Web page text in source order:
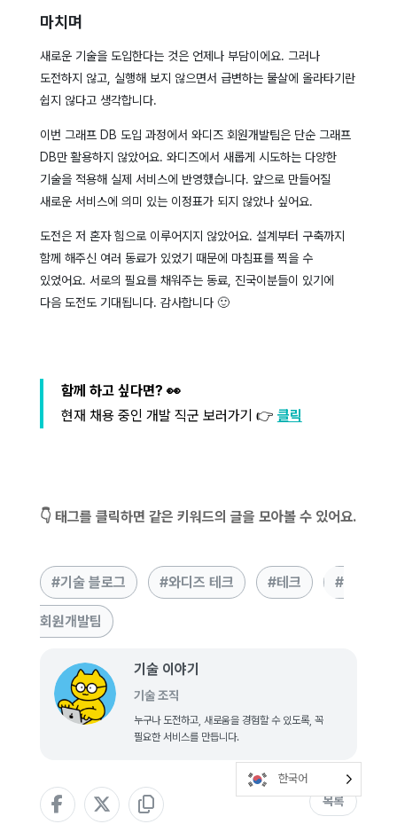
마치며
새로운 기술을 도입한다는 것은 언제나 부담이에요. 그러나
도전하지 않고, 실행해 보지 않으면서 급변하는 물살에 올라타기란
쉽지 않다고 생각합니다.
이번 그래프 DB 도입 과정에서 와디즈 회원개발팀은 단순 그래프
DB만 활용하지 않았어요. 와디즈에서 새롭게 시도하는 다양한
기술을 적용해 실제 서비스에 반영했습니다. 앞으로 만들어질
새로운 서비스에 의미 있는 이정표가 되지 않았나 싶어요.
도전은 저 혼자 힘으로 이루어지지 않았어요. 설계부터 구축까지
함께 해주신 여러 동료가 있었기 때문에 마침표를 찍을 수
있었어요. 서로의 필요를 채워주는 동료, 진국이분들이 있기에
다음 도전도 기대됩니다. 감사합니다 🙂
함께 하고 싶다면? 👀
현재 채용 중인 개발 직군 보러가기 👉 클릭
👇 태그를 클릭하면 같은 키워드의 글을 모아볼 수 있어요.
기술 블로그 와디즈 테크 테크
회원개발팀
기술 이야기
기술 조직
누구나 도전하고, 새로움을 경험할 수 있도록, 꼭
필요한 서비스를 만듭니다.
목록
한국어